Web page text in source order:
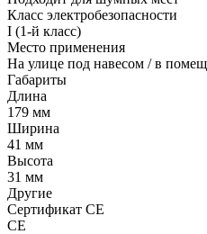
Класс электробезопасности
I (1-й класс)
Место применения
На улице под навесом / в
Габариты
Длина
179 мм
Ширина
41 мм
Высота
31 мм
Другие
Сертификат CE
СЕ